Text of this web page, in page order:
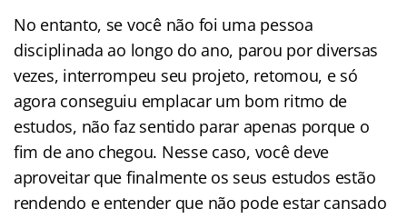
No entanto, se você não foi uma pessoa
disciplinada ao longo do ano, parou por diversas
vezes, interrompeu seu projeto, retomou, e só
agora conseguiu emplacar um bom ritmo de
estudos, não faz sentido parar apenas porque o
fim de ano chegou. Nesse caso, você deve
aproveitar que finalmente os seus estudos estão
rendendo e entender que não pode estar cansado